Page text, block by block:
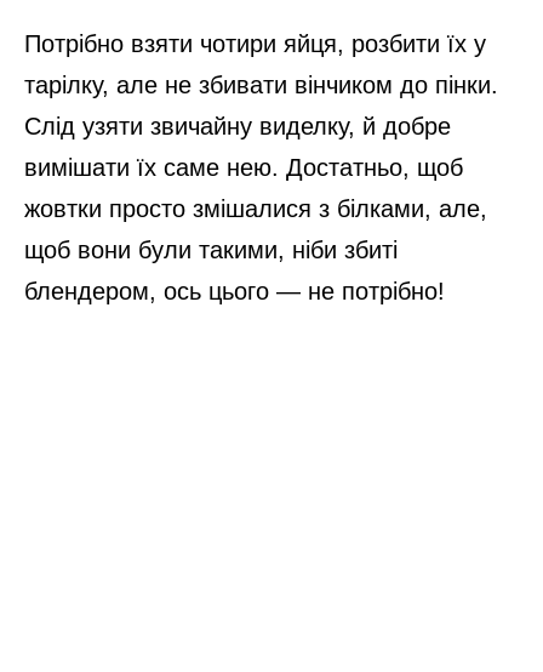
Потрібно взяти чотири яйця, розбити їх у
тарілку, але не збивати вінчиком до пінки.
Слід узяти звичайну виделку, й добре
вимішати їх саме нею. Достатньо, щоб
жовтки просто змішалися з білками, але,
щоб вони були такими, ніби збиті
блендером, ось цього — не потрібно!